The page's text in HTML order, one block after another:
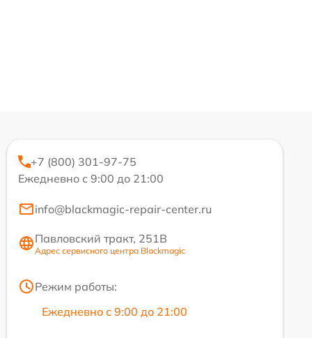
+7 (800) 301-97-75
Ежедневно с 9:00 до 21:00
info@blackmagic-repair-center.ru
Павловский тракт, 251В
Адрес сервисного центра Blackmagic
Режим работы:
Ежедневно с 9:00 до 21:00